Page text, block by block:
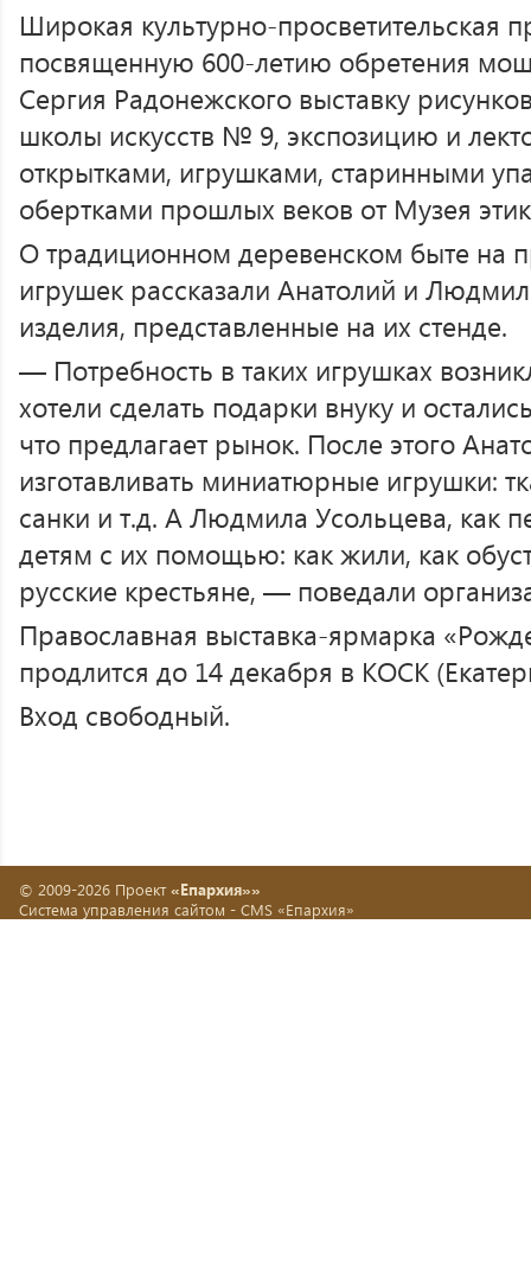
Широкая культурно-просветительская
посвященную 600-летию обретения
Сергия Радонежского выставку
школы искусств № 9, экспозицию и
открытками, игрушками, старинными
обертками прошлых веков от Музея
О традиционном деревенском быте на
игрушек рассказали Анатолий и
изделия, представленные на их стенде.
— Потребность в таких игрушках
хотели сделать подарки внуку и
что предлагает рынок. После этого
изготавливать миниатюрные игрушки:
санки и т.д. А Людмила Усольцева, как
детям с их помощью: как жили, как
русские крестьяне, — поведали
Православная выставка-ярмарка
продлится до 14 декабря в КОСК
Вход свободный.
© 2009-2026 Проект «Епархия»»
Система управления сайтом - CMS «Епархия»